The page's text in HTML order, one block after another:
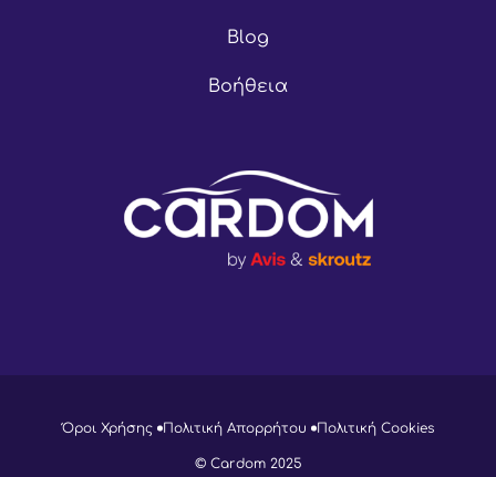
Blog
Βοήθεια
Όροι Χρήσης Πολιτική Απορρήτου Πολιτική Cookies
© Cardom 2025